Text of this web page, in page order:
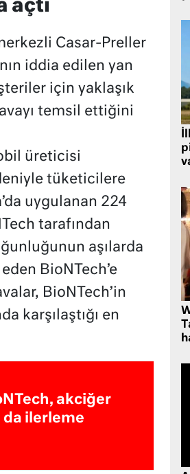
açtı
Casar-Preller
iddia edilen yan
için yaklaşık
temsil ettiğini
üreticisi
tüketicilere
uygulanan 224
tarafından
aşılarda
BioNTech’e
BioNTech’in
karşılaştığı en
akciğer
da ilerleme